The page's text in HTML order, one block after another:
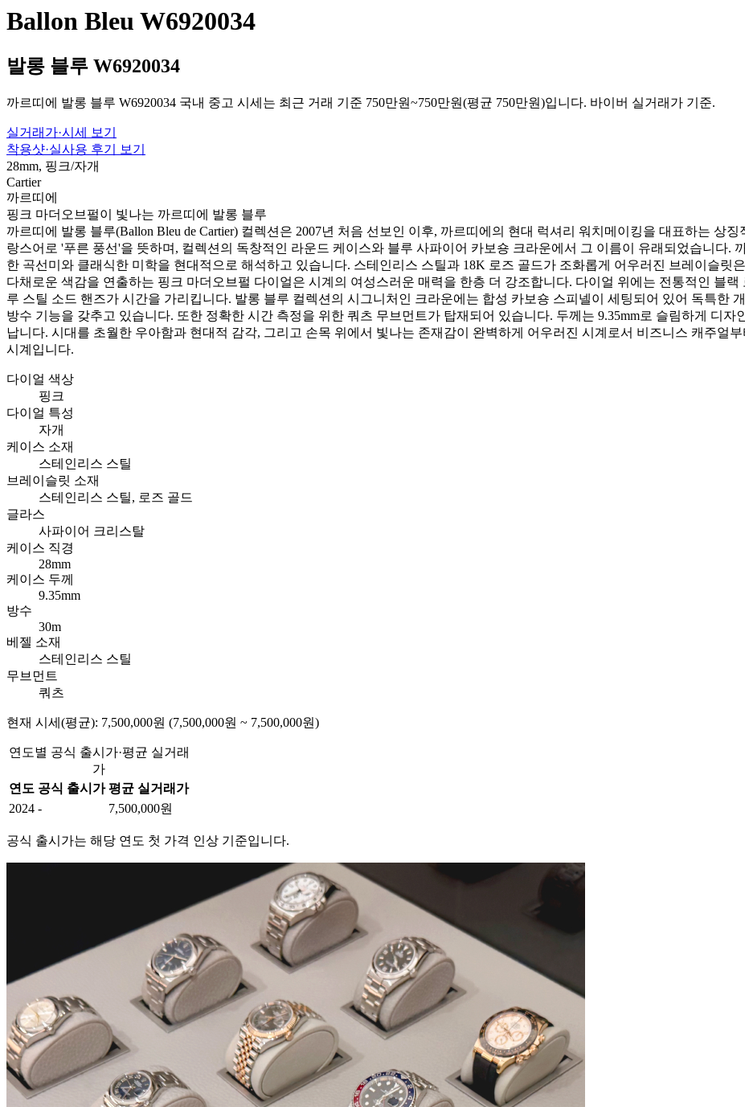
Ballon Bleu W6920034
발롱 블루 W6920034
까르띠에 발롱 블루 W6920034 국내 중고 시세는 최근 거래 기준 750만원~750만원(평균 750만원)입니다. 바이버 실거래가 기준.
실거래가·시세 보기
착용샷·실사용 후기 보기
28mm, 핑크/자개
Cartier
까르띠에
핑크 마더오브펄이 빛나는 까르띠에 발롱 블루
까르띠에 발롱 블루(Ballon Bleu de Cartier) 컬렉션은 2007년 처음 선보인 이후, 까르띠에의 현대 럭셔리 워치메이킹을 대표하는 상
랑스어로 '푸른 풍선'을 뜻하며, 컬렉션의 독창적인 라운드 케이스와 블루 사파이어 카보숑 크라운에서 그 이름이 유래되었습니다.
한 곡선미와 클래식한 미학을 현대적으로 해석하고 있습니다. 스테인리스 스틸과 18K 로즈 골드가 조화롭게 어우러진 브레이슬릿
다채로운 색감을 연출하는 핑크 마더오브펄 다이얼은 시계의 여성스러운 매력을 한층 더 강조합니다. 다이얼 위에는 전통적인 블
루 스틸 소드 핸즈가 시간을 가리킵니다. 발롱 블루 컬렉션의 시그니처인 크라운에는 합성 카보숑 스피넬이 세팅되어 있어 독특한
방수 기능을 갖추고 있습니다. 또한 정확한 시간 측정을 위한 쿼츠 무브먼트가 탑재되어 있습니다. 두께는 9.35mm로 슬림하게 디
납니다. 시대를 초월한 우아함과 현대적 감각, 그리고 손목 위에서 빛나는 존재감이 완벽하게 어우러진 시계로서 비즈니스 캐주얼
시계입니다.
다이얼 색상
핑크
다이얼 특성
자개
케이스 소재
스테인리스 스틸
브레이슬릿 소재
스테인리스 스틸, 로즈 골드
글라스
사파이어 크리스탈
케이스 직경
28mm
케이스 두께
9.35mm
방수
30m
베젤 소재
스테인리스 스틸
무브먼트
쿼츠
현재 시세(평균): 7,500,000원 (7,500,000원 ~ 7,500,000원)
연도별 공식 출시가·평균 실거래
가
연도 공식 출시가 평균 실거래가
2024 - 7,500,000원
공식 출시가는 해당 연도 첫 가격 인상 기준입니다.